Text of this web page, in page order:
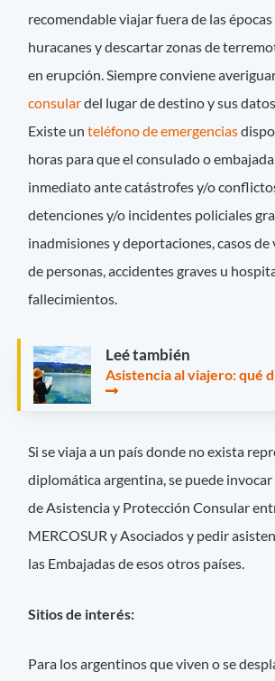
recomendable viajar fuera de las
huracanes y descartar zonas de
en erupción. Siempre conviene
consulardel lugar de destino y sus
Existe unteléfono de emergencias
horas para que el consulado o
inmediato ante catástrofes y/o
detenciones y/o incidentes policiales
inadmisiones y deportaciones, casos
de personas, accidentes graves u
fallecimientos.
Leé también
Asistencia al viajero: qué
Si se viaja a un país donde no exista
diplomática argentina, se puede
de Asistencia y Protección Consular
MERCOSUR y Asociados y pedir
las Embajadas de esos otros países.
Sitios de interés:
Para los argentinos que viven o se